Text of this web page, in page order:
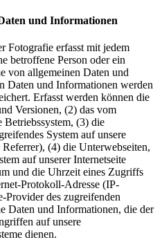
und Informationen
Fotografie erfasst mit jedem
betroffene Person oder ein
von allgemeinen Daten und
Daten und Informationen werden
Erfasst werden können die
Versionen, (2) das vom
Betriebssystem, (3) die
System auf unsere
(4) die Unterwebseiten,
auf unserer Internetseite
und die Uhrzeit eines Zugriffs
Protokoll-Adresse (IP-
Provider des zugreifenden
Daten und Informationen, die der
auf unsere
dienen.